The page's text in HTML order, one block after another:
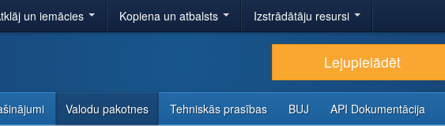
un iemācies Kopiena un atbalsts Izstrādātāju resursi
Lejupielādēt
Valodu pakotnes Tehniskās prasības BUJ API Dokumentācija